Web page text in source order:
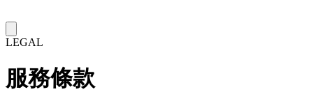
LEGAL
服務條款